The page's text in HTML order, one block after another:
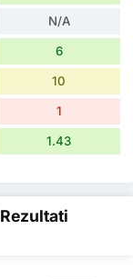
N/A
6
10
1
1.43